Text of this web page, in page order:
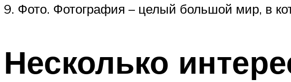
9. Фото. Фотография – целый большой мир, в
Несколько